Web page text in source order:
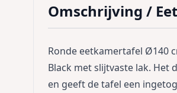
Omschrijving /
Ronde eetkamertafel Ø140
Black met slijtvaste lak.
en geeft de tafel een